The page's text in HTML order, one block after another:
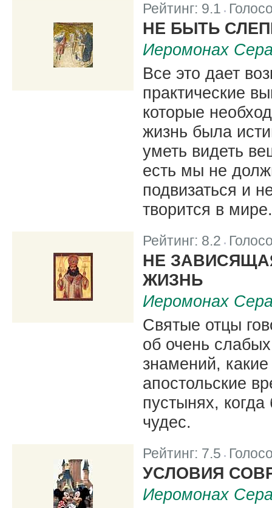
Рейтинг: 9.1
НЕ БЫТЬ
Иеромонах
Все это дает
практические
которые
жизнь была
уметь видеть
есть мы не
подвизаться и
творится в мире.
Рейтинг: 8.2
НЕ
ЖИЗНЬ
Иеромонах
Святые отцы
об очень
знамений,
апостольские
пустынях,
чудес.
Рейтинг: 7.5
УСЛОВИЯ
Иеромонах